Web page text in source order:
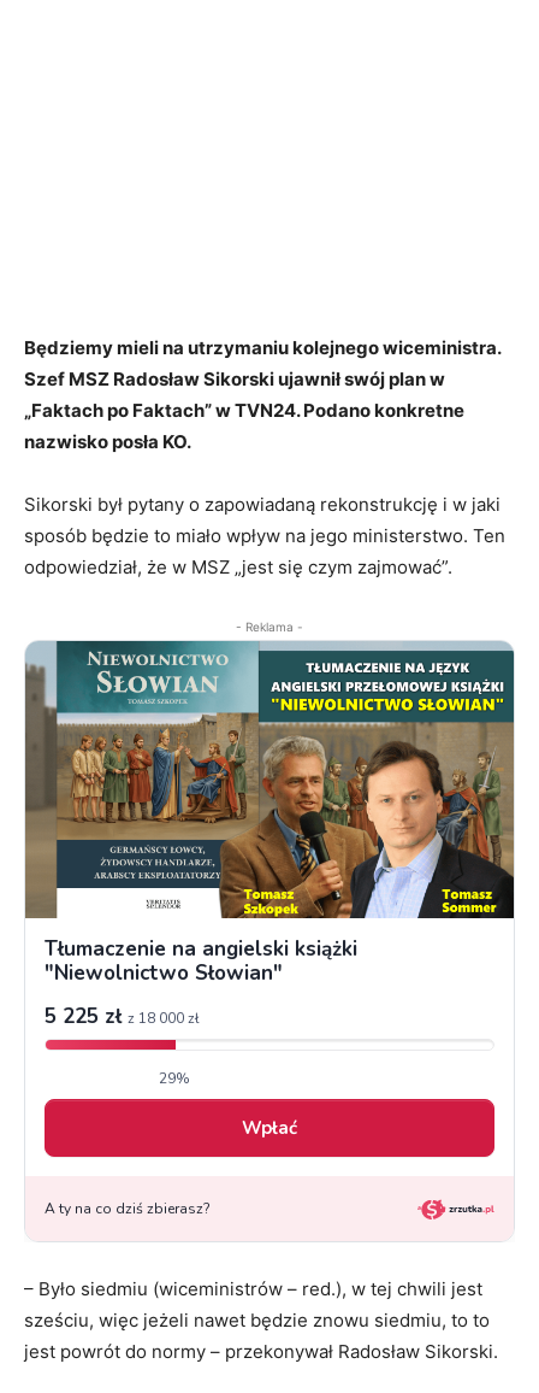
Będziemy mieli na utrzymaniu kolejnego wiceministra.
Szef MSZ Radosław Sikorski ujawnił swój plan w
„Faktach po Faktach” w TVN24. Podano konkretne
nazwisko posła KO.
Sikorski był pytany o zapowiadaną rekonstrukcję i w jaki
sposób będzie to miało wpływ na jego ministerstwo. Ten
odpowiedział, że w MSZ „jest się czym zajmować”.
- Reklama -
– Było siedmiu (wiceministrów – red.), w tej chwili jest
sześciu, więc jeżeli nawet będzie znowu siedmiu, to to
jest powrót do normy – przekonywał Radosław Sikorski.